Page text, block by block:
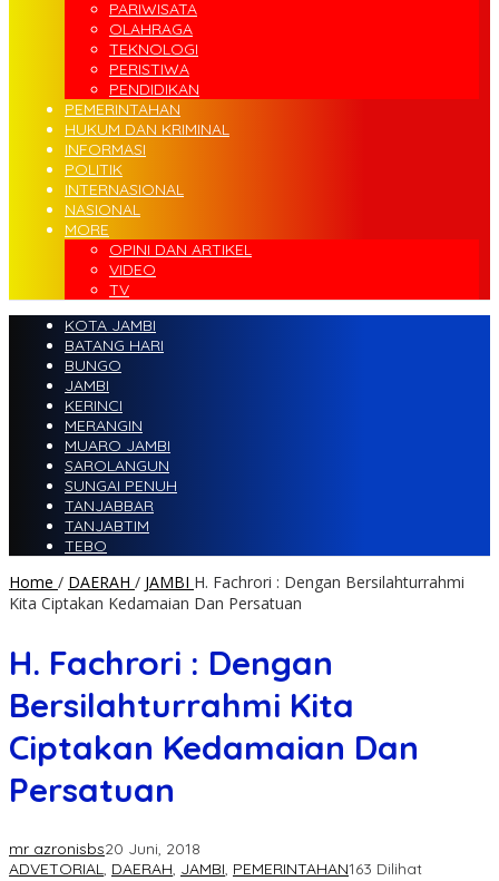
PARIWISATA
OLAHRAGA
TEKNOLOGI
PERISTIWA
PENDIDIKAN
PEMERINTAHAN
HUKUM DAN KRIMINAL
INFORMASI
POLITIK
INTERNASIONAL
NASIONAL
MORE
OPINI DAN ARTIKEL
VIDEO
TV
KOTA JAMBI
BATANG HARI
BUNGO
JAMBI
KERINCI
MERANGIN
MUARO JAMBI
SAROLANGUN
SUNGAI PENUH
TANJABBAR
TANJABTIM
TEBO
Home / DAERAH / JAMBI H. Fachrori : Dengan Bersilahturrahmi
Kita Ciptakan Kedamaian Dan Persatuan
H. Fachrori : Dengan
Bersilahturrahmi Kita
Ciptakan Kedamaian Dan
Persatuan
mr azronisbs20 Juni, 2018
ADVETORIAL, DAERAH, JAMBI, PEMERINTAHAN163 Dilihat